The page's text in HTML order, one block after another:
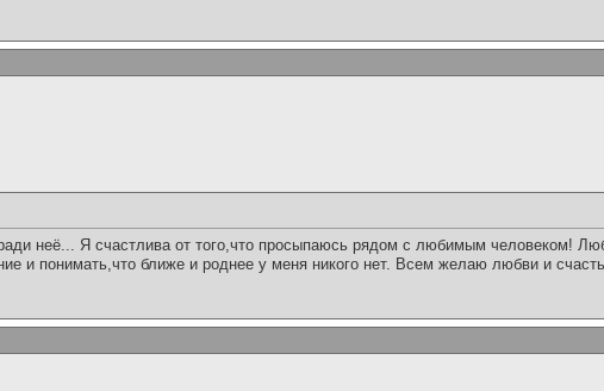
неё... Я счастлива от того,что просыпаюсь рядом с любимым человеком!
и понимать,что ближе и роднее у меня никого нет. Всем желаю любви и